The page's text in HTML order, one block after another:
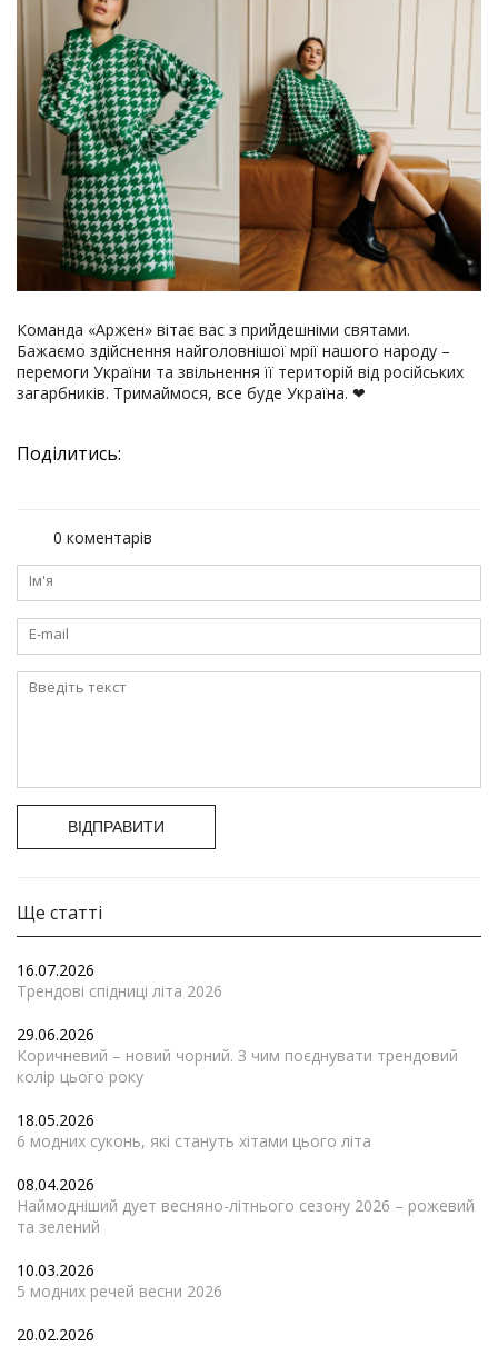
Команда «Аржен» вітає вас з прийдешніми святами.
Бажаємо здійснення найголовнішої мрії нашого народу –
перемоги України та звільнення її територій від російських
загарбників. Тримаймося, все буде Україна. ❤
Поділитись:
0 коментарів
ВІДПРАВИТИ
Ще статті
16.07.2026
Трендові спідниці літа 2026
29.06.2026
Коричневий – новий чорний. З чим поєднувати трендовий
колір цього року
18.05.2026
6 модних суконь, які стануть хітами цього літа
08.04.2026
Наймодніший дует весняно-літнього сезону 2026 – рожевий
та зелений
10.03.2026
5 модних речей весни 2026
20.02.2026